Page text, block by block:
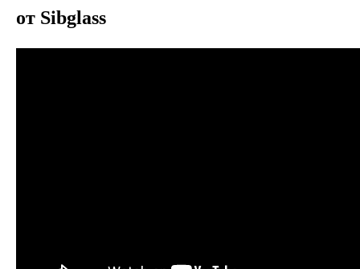
от Sibglass